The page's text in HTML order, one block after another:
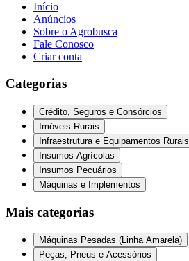
Início
Anúncios
Sobre o Agrobusca
Fale Conosco
Criar conta
Categorias
Crédito, Seguros e Consórcios
Imóveis Rurais
Infraestrutura e Equipamentos Rurais
Insumos Agrícolas
Insumos Pecuários
Máquinas e Implementos
Mais categorias
Máquinas Pesadas (Linha Amarela)
Peças, Pneus e Acessórios